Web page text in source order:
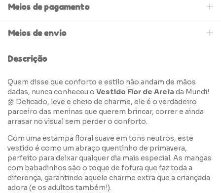
Meios de pagamento
Meios de envio
Descrição
Quem disse que conforto e estilo não andam de mãos
dadas, nunca conheceu o Vestido Flor de Areia da Mundi!
🌼 Delicado, leve e cheio de charme, ele é o verdadeiro
parceiro das meninas que querem brincar, correr e ainda
arrasar no visual sem perder o conforto.
Com uma estampa floral suave em tons neutros, este
vestido é como um abraço quentinho de primavera,
perfeito para deixar qualquer dia mais especial. As mangas
com babadinhos são o toque de fofura que faz toda a
diferença, garantindo aquele charme extra que a criançada
adora (e os adultos também!).